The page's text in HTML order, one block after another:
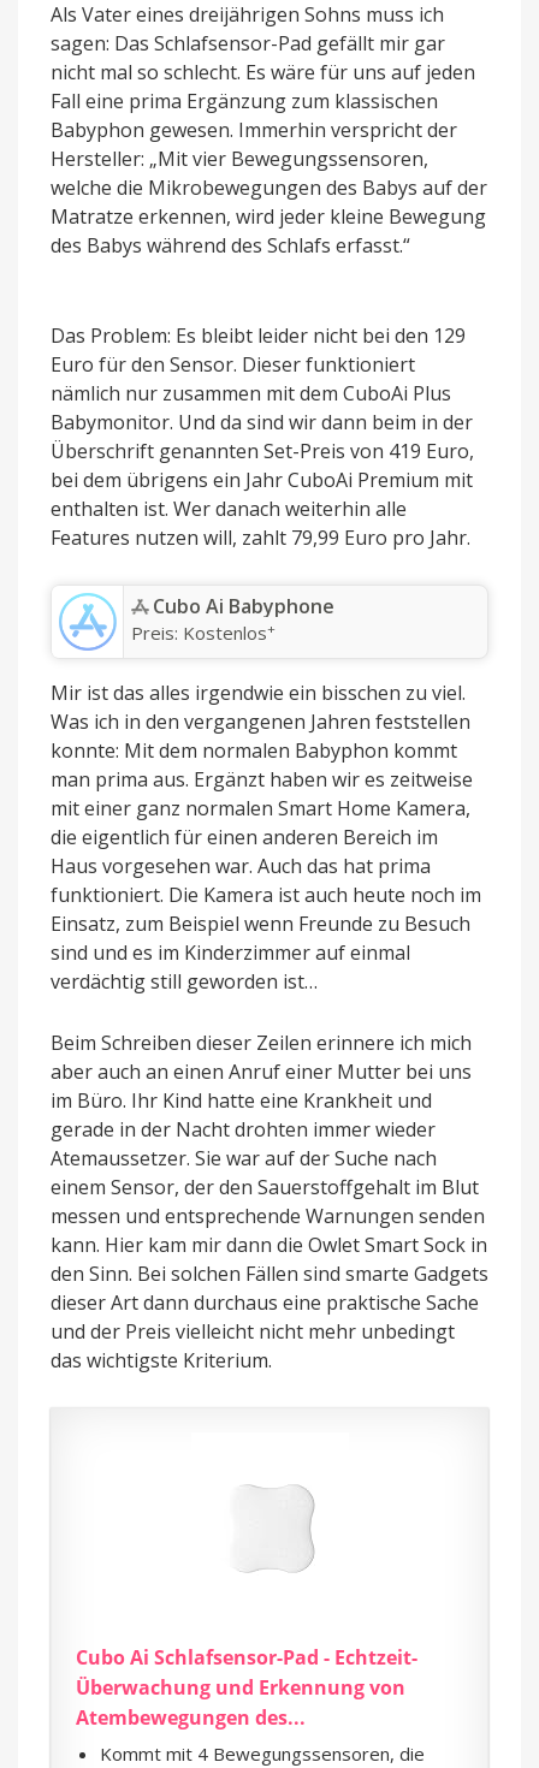
Als Vater eines dreijährigen Sohns muss ich
sagen: Das Schlafsensor-Pad gefällt mir gar
nicht mal so schlecht. Es wäre für uns auf jeden
Fall eine prima Ergänzung zum klassischen
Babyphon gewesen. Immerhin verspricht der
Hersteller: „Mit vier Bewegungssensoren,
welche die Mikrobewegungen des Babys auf der
Matratze erkennen, wird jeder kleine Bewegung
des Babys während des Schlafs erfasst.“
Das Problem: Es bleibt leider nicht bei den 129
Euro für den Sensor. Dieser funktioniert
nämlich nur zusammen mit dem CuboAi Plus
Babymonitor. Und da sind wir dann beim in der
Überschrift genannten Set-Preis von 419 Euro,
bei dem übrigens ein Jahr CuboAi Premium mit
enthalten ist. Wer danach weiterhin alle
Features nutzen will, zahlt 79,99 Euro pro Jahr.
‎Cubo Ai Babyphone
Preis: Kostenlos+
Mir ist das alles irgendwie ein bisschen zu viel.
Was ich in den vergangenen Jahren feststellen
konnte: Mit dem normalen Babyphon kommt
man prima aus. Ergänzt haben wir es zeitweise
mit einer ganz normalen Smart Home Kamera,
die eigentlich für einen anderen Bereich im
Haus vorgesehen war. Auch das hat prima
funktioniert. Die Kamera ist auch heute noch im
Einsatz, zum Beispiel wenn Freunde zu Besuch
sind und es im Kinderzimmer auf einmal
verdächtig still geworden ist…
Beim Schreiben dieser Zeilen erinnere ich mich
aber auch an einen Anruf einer Mutter bei uns
im Büro. Ihr Kind hatte eine Krankheit und
gerade in der Nacht drohten immer wieder
Atemaussetzer. Sie war auf der Suche nach
einem Sensor, der den Sauerstoffgehalt im Blut
messen und entsprechende Warnungen senden
kann. Hier kam mir dann die Owlet Smart Sock in
den Sinn. Bei solchen Fällen sind smarte Gadgets
dieser Art dann durchaus eine praktische Sache
und der Preis vielleicht nicht mehr unbedingt
das wichtigste Kriterium.
Cubo Ai Schlafsensor-Pad - Echtzeit-
Überwachung und Erkennung von
Atembewegungen des...
Kommt mit 4 Bewegungssensoren, die